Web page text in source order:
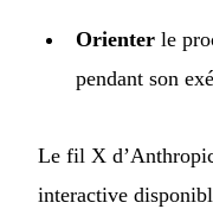
Orienter le
pendant son
Le fil X
interactive